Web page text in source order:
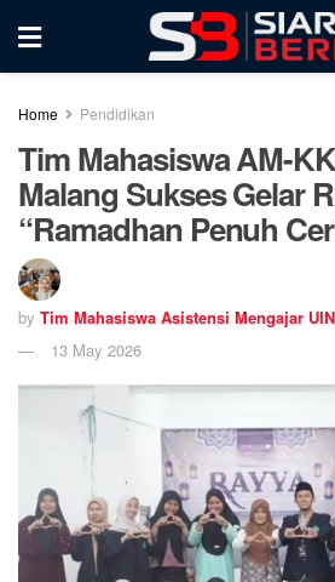
Home Pendidikan
Tim Mahasiswa AM-
Malang Sukses Gelar
“Ramadhan Penuh
by Tim Mahasiswa Asistensi Mengajar
13 May 2026